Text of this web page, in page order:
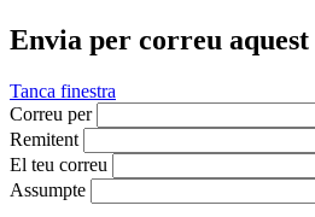
Envia per correu
Tanca finestra
Correu per
Remitent
El teu correu
Assumpte